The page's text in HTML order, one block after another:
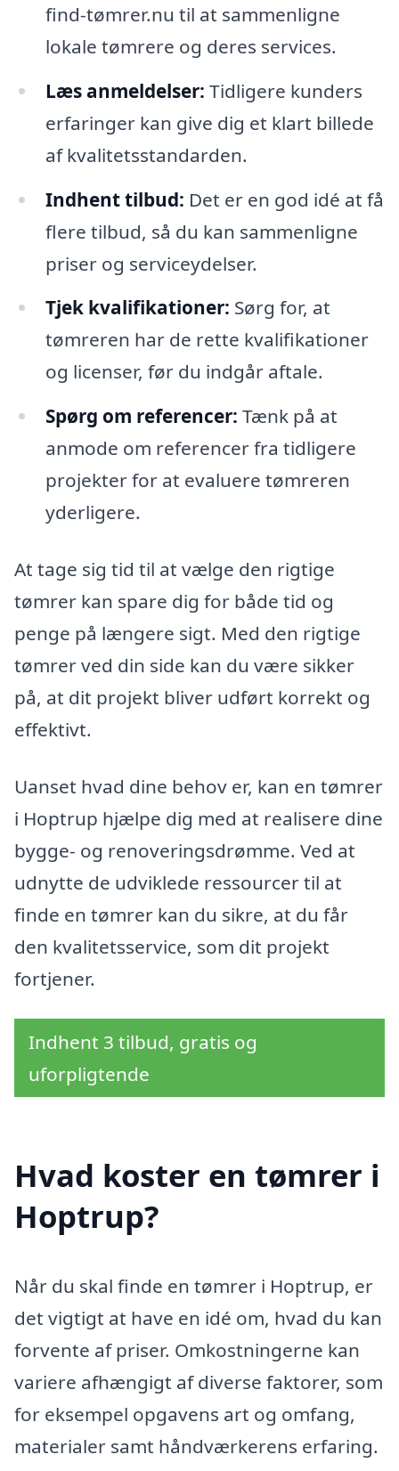
find-tømrer.nu til at sammenligne
lokale tømrere og deres services.
Læs anmeldelser: Tidligere kunders
erfaringer kan give dig et klart billede
af kvalitetsstandarden.
Indhent tilbud: Det er en god idé at få
flere tilbud, så du kan sammenligne
priser og serviceydelser.
Tjek kvalifikationer: Sørg for, at
tømreren har de rette kvalifikationer
og licenser, før du indgår aftale.
Spørg om referencer: Tænk på at
anmode om referencer fra tidligere
projekter for at evaluere tømreren
yderligere.
At tage sig tid til at vælge den rigtige
tømrer kan spare dig for både tid og
penge på længere sigt. Med den rigtige
tømrer ved din side kan du være sikker
på, at dit projekt bliver udført korrekt og
effektivt.
Uanset hvad dine behov er, kan en tømrer
i Hoptrup hjælpe dig med at realisere dine
bygge- og renoveringsdrømme. Ved at
udnytte de udviklede ressourcer til at
finde en tømrer kan du sikre, at du får
den kvalitetsservice, som dit projekt
fortjener.
Indhent 3 tilbud, gratis og
uforpligtende
Hvad koster en tømrer i
Hoptrup?
Når du skal finde en tømrer i Hoptrup, er
det vigtigt at have en idé om, hvad du kan
forvente af priser. Omkostningerne kan
variere afhængigt af diverse faktorer, som
for eksempel opgavens art og omfang,
materialer samt håndværkerens erfaring.